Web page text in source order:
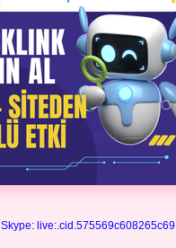
Skype: live:.cid.575569c608265c69